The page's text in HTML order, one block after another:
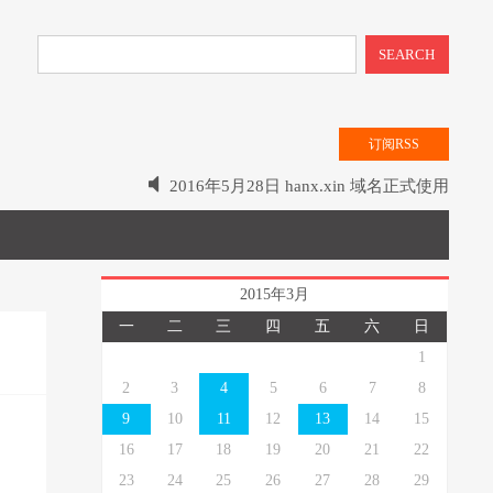
SEARCH
订阅RSS
2016年5月28日 hanx.xin 域名正式使用
有错误请各位前辈批评指正
2015年3月
一
二 三 四 五 六
日
1
2
3 4 5 6 7
8
9
10 11 12 13 14
15
16
17 18 19 20 21
22
23
24 25 26 27 28 29